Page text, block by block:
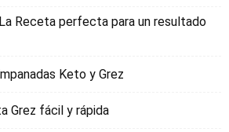
Receta perfecta para un resultado
Keto y Grez
Grez fácil y rápida